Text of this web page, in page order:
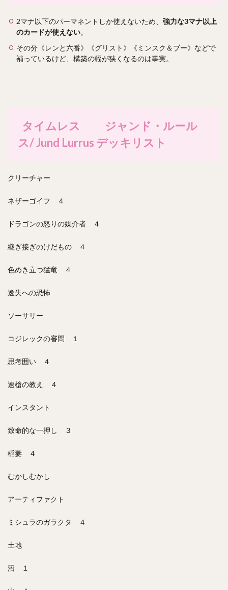
2マナ以下のパーマネントしか使えないため、 強力な3マナ以上
のカードが使えない。
その分《レンと六番》《グリスト》《ミンスク＆ブー》などで
補っているけど、構築の幅が狭くなるのは事実。
タイムレス ジャンド・ルール
ス/ Jund Lurrus デッキリスト
クリーチャー
ネザーゴイフ ４
ドラゴンの怒りの媒介者 ４
継ぎ接ぎのけだもの ４
色めき立つ猛竜 ４
逸失への恐怖
ソーサリー
コジレックの審問 １
思考囲い ４
速槍の教え ４
インスタント
致命的な一押し ３
稲妻 ４
むかしむかし
アーティファクト
ミシュラのガラクタ ４
土地
沼 １